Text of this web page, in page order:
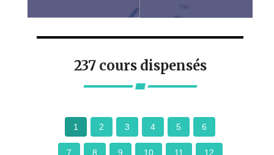
237 cours dispensés
1 2 3 4 5 6
7 8 9 10 11 12